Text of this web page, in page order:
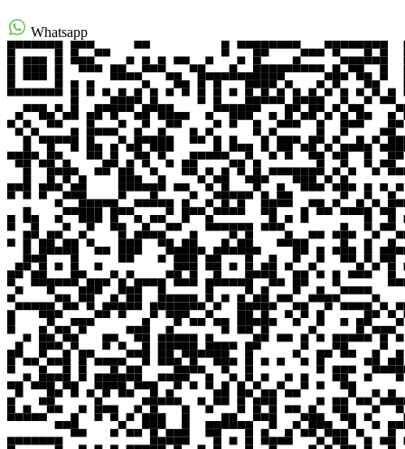
Whatsapp